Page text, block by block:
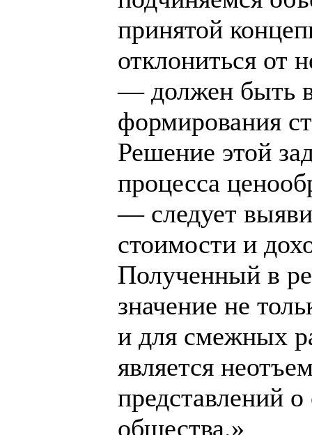
принятой
отклониться от
— должен быть
формирования
Решение этой
процесса
— следует
стоимости и
Полученный в
значение не
и для смежных
является
представлений
общества.»